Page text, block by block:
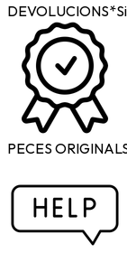
DEVOLUCIONS*
PECES